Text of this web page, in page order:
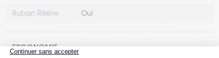
Ruban Résine Oui
ERGONOMIE